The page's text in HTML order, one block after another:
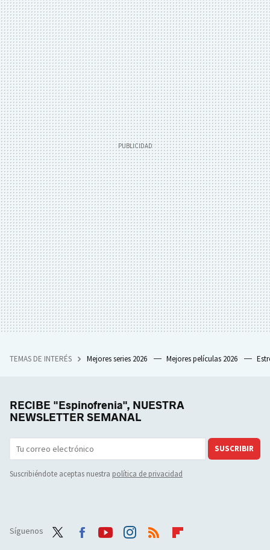
TEMAS DE INTERÉS Mejores series 2026 Mejores películas 2026
RECIBE "Espinofrenia", NUESTRA
NEWSLETTER SEMANAL
SUSCRIBIR
Suscribiéndote aceptas nuestra política de privacidad
Síguenos